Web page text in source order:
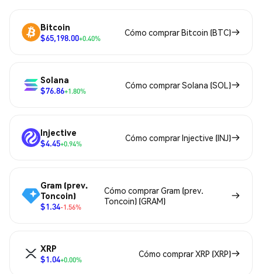
Bitcoin
$65,198.00+0.40%
Cómo comprar Bitcoin (BTC)
Solana
$76.86+1.80%
Cómo comprar Solana (SOL)
Injective
$4.45+0.94%
Cómo comprar Injective (INJ)
Gram (prev.
Toncoin)
$1.34-1.56%
Cómo comprar Gram (prev.
Toncoin) (GRAM)
XRP
$1.04+0.00%
Cómo comprar XRP (XRP)